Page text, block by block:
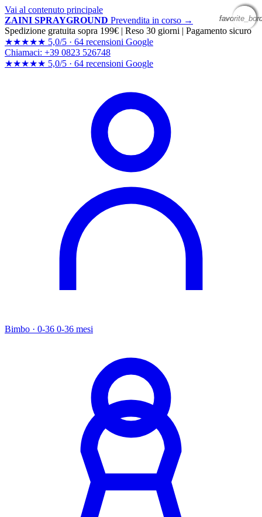
Vai al contenuto principale
ZAINI SPRAYGROUND Prevendita in corso →
Spedizione gratuita sopra 199€ | Reso 30 giorni | Pagamento sicuro
★★★★★ 5,0/5 · 64 recensioni Google
Chiamaci: +39 0823 526748
★★★★★ 5,0/5 · 64 recensioni Google
Bimbo · 0-36 0-36 mesi